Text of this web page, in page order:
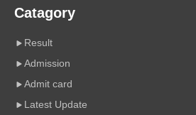
Catagory
Result
Admission
Admit card
Latest Update